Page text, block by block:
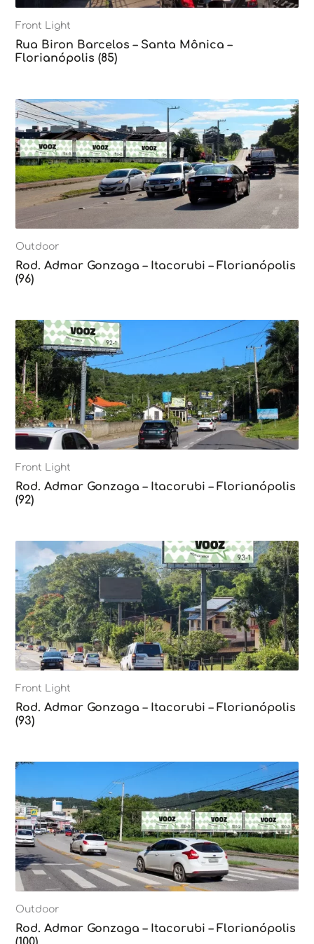
Front Light
Rua Biron Barcelos – Santa Mônica –
Florianópolis (85)
Outdoor
Rod. Admar Gonzaga – Itacorubi – Florianópolis
(96)
Front Light
Rod. Admar Gonzaga – Itacorubi – Florianópolis
(92)
Front Light
Rod. Admar Gonzaga – Itacorubi – Florianópolis
(93)
Outdoor
Rod. Admar Gonzaga – Itacorubi – Florianópolis